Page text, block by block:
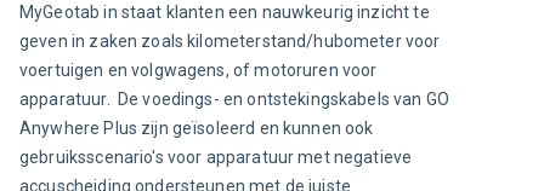
MyGeotab in staat klanten een nauwkeurig inzicht te
geven in zaken zoals kilometerstand/hubometer voor
voertuigen en volgwagens, of motoruren voor
apparatuur.  De voedings- en ontstekingskabels van GO
Anywhere Plus zijn geïsoleerd en kunnen ook
gebruiksscenario's voor apparatuur met negatieve
accuscheiding ondersteunen met de juiste